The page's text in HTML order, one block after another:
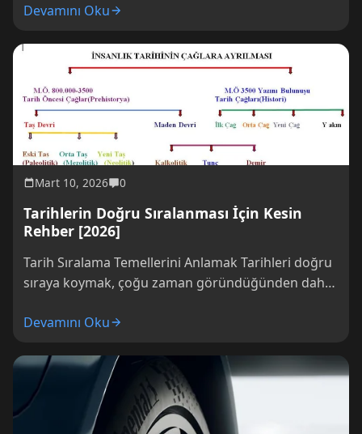
unsurdur. Doğru yerde...
Devamını Oku
Mart 10, 2026 0
Tarihlerin Doğru Sıralanması İçin Kesin
Rehber [2026]
Tarih Sıralama Temellerini Anlamak Tarihleri doğru
sıraya koymak, çoğu zaman göründüğünden daha
araştırma...
Devamını Oku